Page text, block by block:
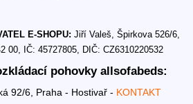
E-SHOPU:Jiří Valeš, Špirkova 526/6,
00, IČ: 45727805, DIČ: CZ6310220532
pohovky allsofabeds:
92/6, Praha - Hostivař - KONTAKT